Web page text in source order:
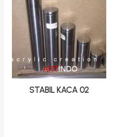
STABIL KACA 02